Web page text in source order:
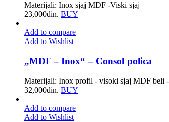
Materìjali: Inox sjaj MDF -Viski sjaj
23,000din. BUY
Add to compare
Add to Wishlist
„MDF – Inox“ – Consol polica
Materijali: Inox profil - visoki sjaj MDF beli
32,000din. BUY
Add to compare
Add to Wishlist